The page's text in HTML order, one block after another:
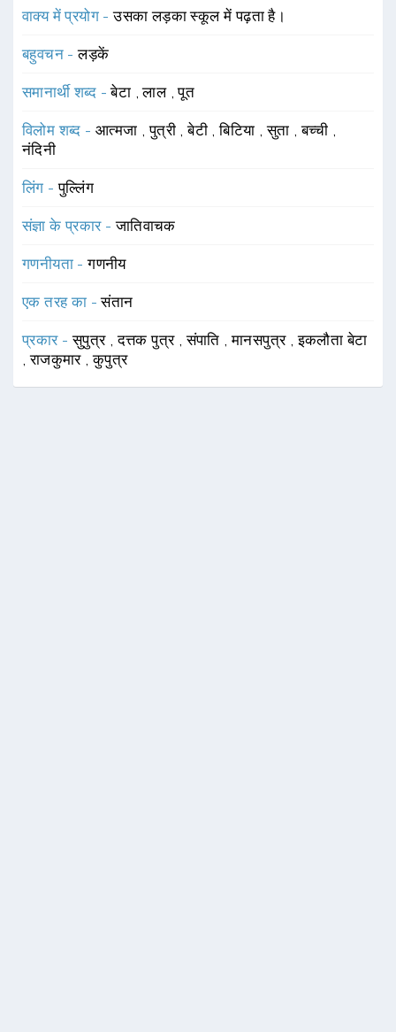
वाक्य में प्रयोग -उसका लड़का स्कूल में पढ़ता है।
बहुवचन -लड़कें
समानार्थी शब्द -बेटा ,लाल ,पूत
विलोम शब्द - आत्मजा ,पुत्री ,बेटी ,बिटिया ,सुता ,बच्ची
नंदिनी
लिंग -पुल्लिंग
संज्ञा के प्रकार -जातिवाचक
गणनीयता -गणनीय
एक तरह का -संतान
प्रकार -सुपुत्र ,दत्तक पुत्र ,संपाति ,मानसपुत्र ,इकलौता बेटा
,राजकुमार ,कुपुत्र